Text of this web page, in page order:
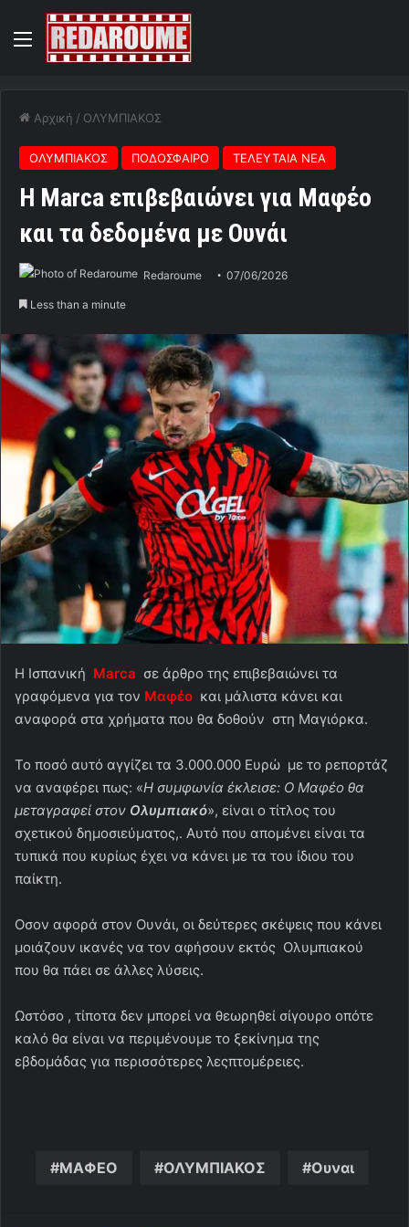
Menu
Αρχική / ΟΛΥΜΠΙΑΚΟΣ
ΟΛΥΜΠΙΑΚΟΣ ΠΟΔΟΣΦΑΙΡΟ ΤΕΛΕΥΤΑΙΑ ΝΕΑ
Η Marca επιβεβαιώνει για Μαφέο
και τα δεδομένα με Ουνάι
Redaroume 07/06/2026
Less than a minute
Η Ισπανική Μarca σε άρθρο της επιβεβαιώνει τα
γραφόμενα για τον Μαφέο και μάλιστα κάνει και
αναφορά στα χρήματα που θα δοθούν στη Μαγιόρκα.
Το ποσό αυτό αγγίζει τα 3.000.000 Ευρώ με το ρεπορτάζ
να αναφέρει πως: «Η συμφωνία έκλεισε: Ο Μαφέο θα
μεταγραφεί στον Ολυμπιακό», είναι ο τίτλος του
σχετικού δημοσιεύματος,. Αυτό που απομένει είναι τα
τυπικά που κυρίως έχει να κάνει με τα του ίδιου του
παίκτη.
Οσον αφορά στον Ουνάι, οι δεύτερες σκέψεις που κάνει
μοιάζουν ικανές να τον αφήσουν εκτός Ολυμπιακού
που θα πάει σε άλλες λύσεις.
Ωστόσο , τίποτα δεν μπορεί να θεωρηθεί σίγουρο οπότε
καλό θα είναι να περιμένουμε το ξεκίνημα της
εβδομάδας για περισσότερες λεςπτομέρειες.
ΜΑΦΕΟ ΟΛΥΜΠΙΑΚΟΣ Ουναι